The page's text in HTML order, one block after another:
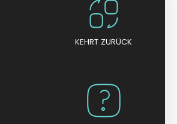
i
t
0
v
n
5
KEHRT ZURÜCK